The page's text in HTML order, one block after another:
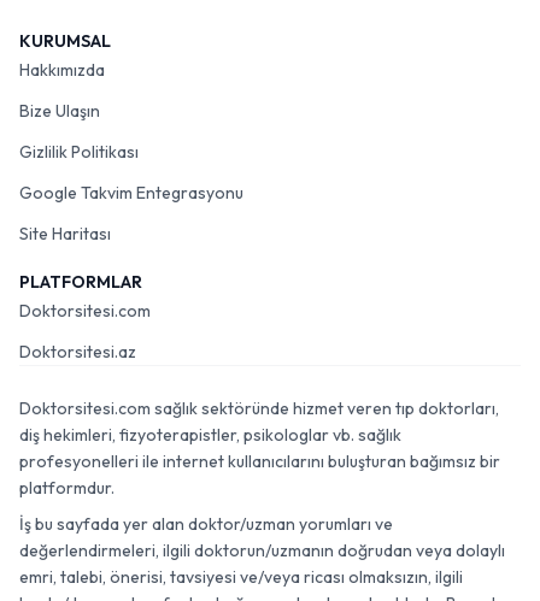
KURUMSAL
Hakkımızda
Bize Ulaşın
Gizlilik Politikası
Google Takvim Entegrasyonu
Site Haritası
PLATFORMLAR
Doktorsitesi.com
Doktorsitesi.az
Doktorsitesi.com sağlık sektöründe hizmet veren tıp doktorları,
diş hekimleri, fizyoterapistler, psikologlar vb. sağlık
profesyonelleri ile internet kullanıcılarını buluşturan bağımsız bir
platformdur.
İş bu sayfada yer alan doktor/uzman yorumları ve
değerlendirmeleri, ilgili doktorun/uzmanın doğrudan veya dolaylı
emri, talebi, önerisi, tavsiyesi ve/veya ricası olmaksızın, ilgili